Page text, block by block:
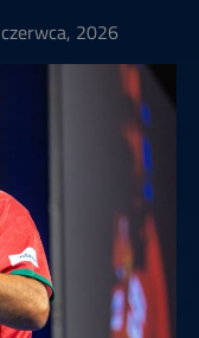
2026